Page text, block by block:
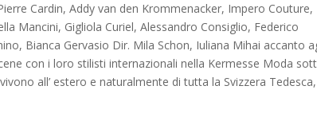
Cardin, Addy van den Krommenacker, Impero Couture,
Mancini, Gigliola Curiel, Alessandro Consiglio, Federico
Bianca Gervasio Dir. Mila Schon, Iuliana Mihai accanto
con i loro stilisti internazionali nella Kermesse Moda
all’ estero e naturalmente di tutta la Svizzera Tedesca,